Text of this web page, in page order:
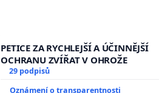
PETICE ZA RYCHLEJŠÍ A ÚČINNĚJŠÍ
OCHRANU ZVÍŘAT V OHROŽE
29 podpisů
Oznámení o transparentnosti